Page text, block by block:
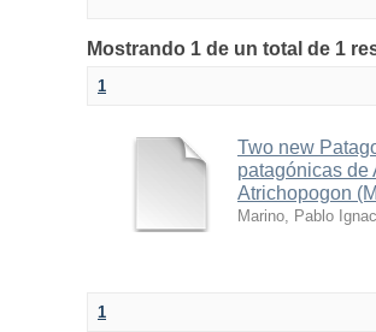
Mostrando 1 de un total de 1
1
Two new
patagónicas de
Atrichopogon
Marino, Pablo
1